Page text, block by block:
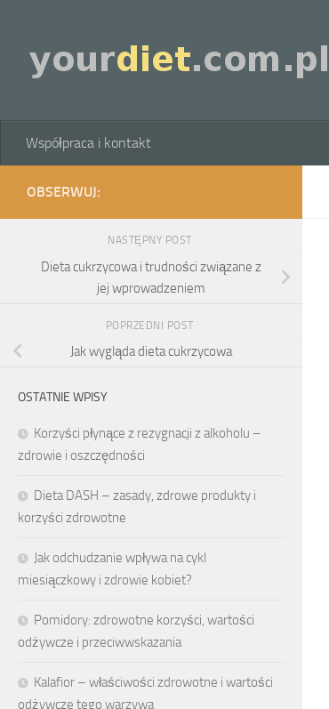
Współpraca i kontakt
OBSERWUJ:
NASTĘPNY POST
Dieta cukrzycowa i trudności związane z
jej wprowadzeniem
POPRZEDNI POST
Jak wygląda dieta cukrzycowa
OSTATNIE WPISY
Korzyści płynące z rezygnacji z alkoholu –
zdrowie i oszczędności
Dieta DASH – zasady, zdrowe produkty i
korzyści zdrowotne
Jak odchudzanie wpływa na cykl
miesiączkowy i zdrowie kobiet?
Pomidory: zdrowotne korzyści, wartości
odżywcze i przeciwwskazania
Kalafior – właściwości zdrowotne i wartości
odżywcze tego warzywa